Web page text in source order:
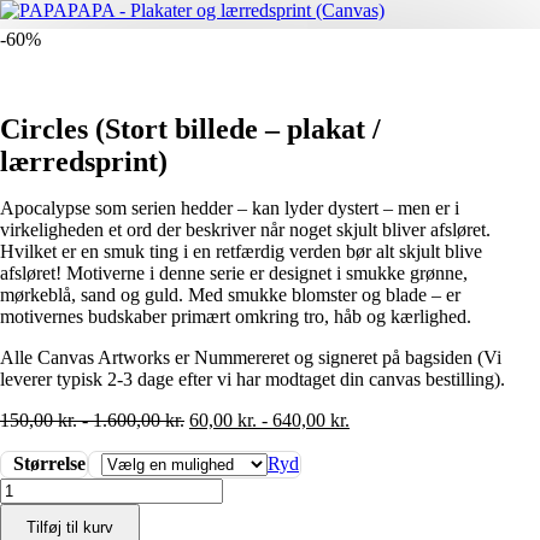
-60%
Circles (Stort billede – plakat /
lærredsprint)
Apocalypse som serien hedder – kan lyder dystert – men er i
virkeligheden et ord der beskriver når noget skjult bliver afsløret.
Hvilket er en smuk ting i en retfærdig verden bør alt skjult blive
afsløret! Motiverne i denne serie er designet i smukke grønne,
mørkeblå, sand og guld. Med smukke blomster og blade – er
motivernes budskaber primært omkring tro, håb og kærlighed.
Alle Canvas Artworks er Nummereret og signeret på bagsiden (Vi
leverer typisk 2-3 dage efter vi har modtaget din canvas bestilling).
150,00kr.-1.600,00kr. 60,00 kr. - 640,00 kr.
Størrelse
Ryd
Circles
(Stort
billedeTilføj til kurv